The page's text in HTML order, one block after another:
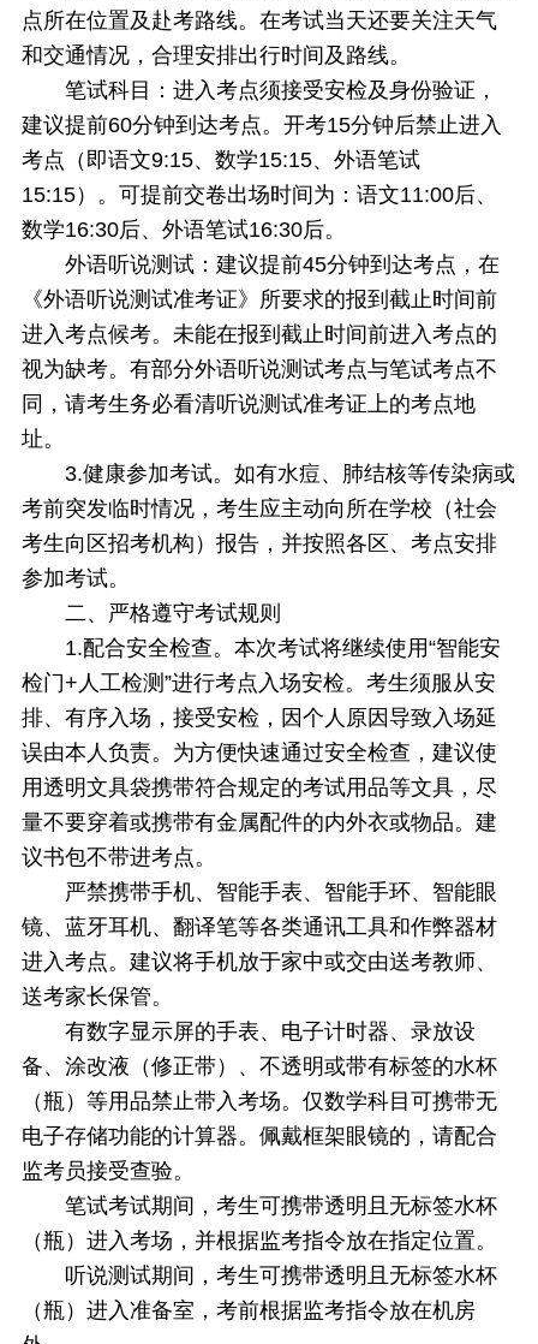
点所在位置及赴考路线。在考试当天还要关注天气
和交通情况，合理安排出行时间及路线。
笔试科目：进入考点须接受安检及身份验证，
建议提前60分钟到达考点。开考15分钟后禁止进入
考点（即语文9:15、数学15:15、外语笔试
15:15）。可提前交卷出场时间为：语文11:00后、
数学16:30后、外语笔试16:30后。
外语听说测试：建议提前45分钟到达考点，在
《外语听说测试准考证》所要求的报到截止时间前
进入考点候考。未能在报到截止时间前进入考点的
视为缺考。有部分外语听说测试考点与笔试考点不
同，请考生务必看清听说测试准考证上的考点地
址。
3.健康参加考试。如有水痘、肺结核等传染病或
考前突发临时情况，考生应主动向所在学校（社会
考生向区招考机构）报告，并按照各区、考点安排
参加考试。
二、严格遵守考试规则
1.配合安全检查。本次考试将继续使用“智能安
检门+人工检测”进行考点入场安检。考生须服从安
排、有序入场，接受安检，因个人原因导致入场延
误由本人负责。为方便快速通过安全检查，建议使
用透明文具袋携带符合规定的考试用品等文具，尽
量不要穿着或携带有金属配件的内外衣或物品。建
议书包不带进考点。
严禁携带手机、智能手表、智能手环、智能眼
镜、蓝牙耳机、翻译笔等各类通讯工具和作弊器材
进入考点。建议将手机放于家中或交由送考教师、
送考家长保管。
有数字显示屏的手表、电子计时器、录放设
备、涂改液（修正带）、不透明或带有标签的水杯
（瓶）等用品禁止带入考场。仅数学科目可携带无
电子存储功能的计算器。佩戴框架眼镜的，请配合
监考员接受查验。
笔试考试期间，考生可携带透明且无标签水杯
（瓶）进入考场，并根据监考指令放在指定位置。
听说测试期间，考生可携带透明且无标签水杯
（瓶）进入准备室，考前根据监考指令放在机房